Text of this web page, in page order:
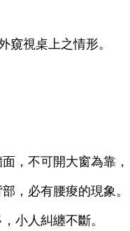
窺視桌上之情形。
，不可開大窗為靠，
，必有腰痠的現象。
小人糾纏不斷。